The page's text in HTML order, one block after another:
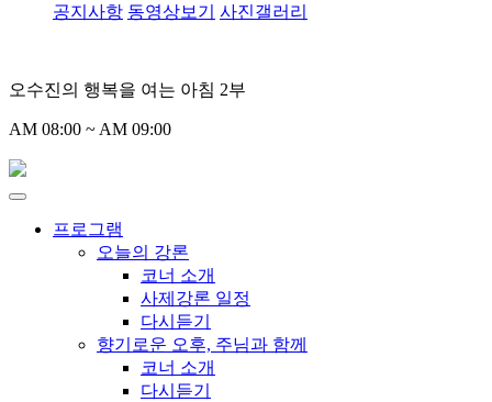
공지사항 동영상보기 사진갤러리
오수진의 행복을 여는 아침 2부
AM 08:00 ~ AM 09:00
프로그램
오늘의 강론
코너 소개
사제강론 일정
다시듣기
향기로운 오후, 주님과 함께
코너 소개
다시듣기